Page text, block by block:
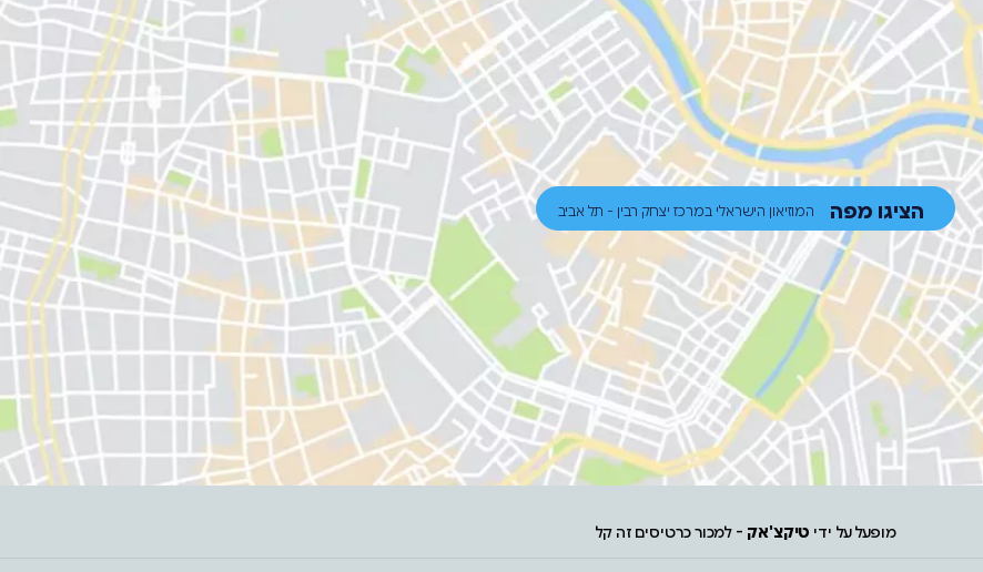
הציגו מפה המוזיאון הישראלי במרכז יצחק רבין - תל אביב
מופעל על ידי טיקצ'אק - למכור כרטיסים זה קל